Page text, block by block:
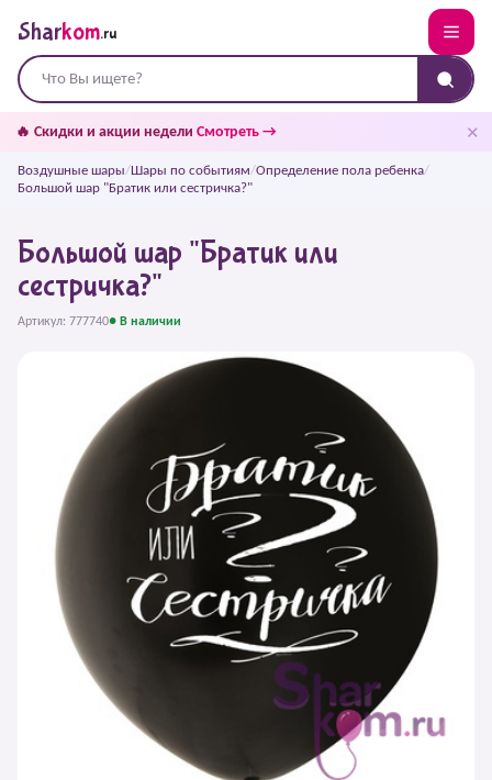
Sharkom.ru
🔥 Скидки и акции недели Смотреть → ✕
Воздушные шары/Шары по событиям/Определение пола ребенка/
Большой шар "Братик или сестричка?"
Большой шар "Братик или
сестричка?"
Артикул: 777740● В наличии